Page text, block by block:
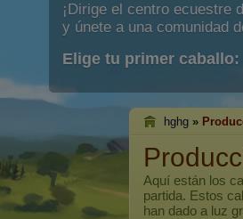
¡Dirige el centro ecuestre
y únete a una comunidad
Elige tu primer caballo:
hghg »
Aquí están los
partida. Estos
han dado a luz